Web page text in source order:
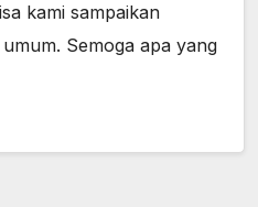
kami sampaikan
Semoga apa yang